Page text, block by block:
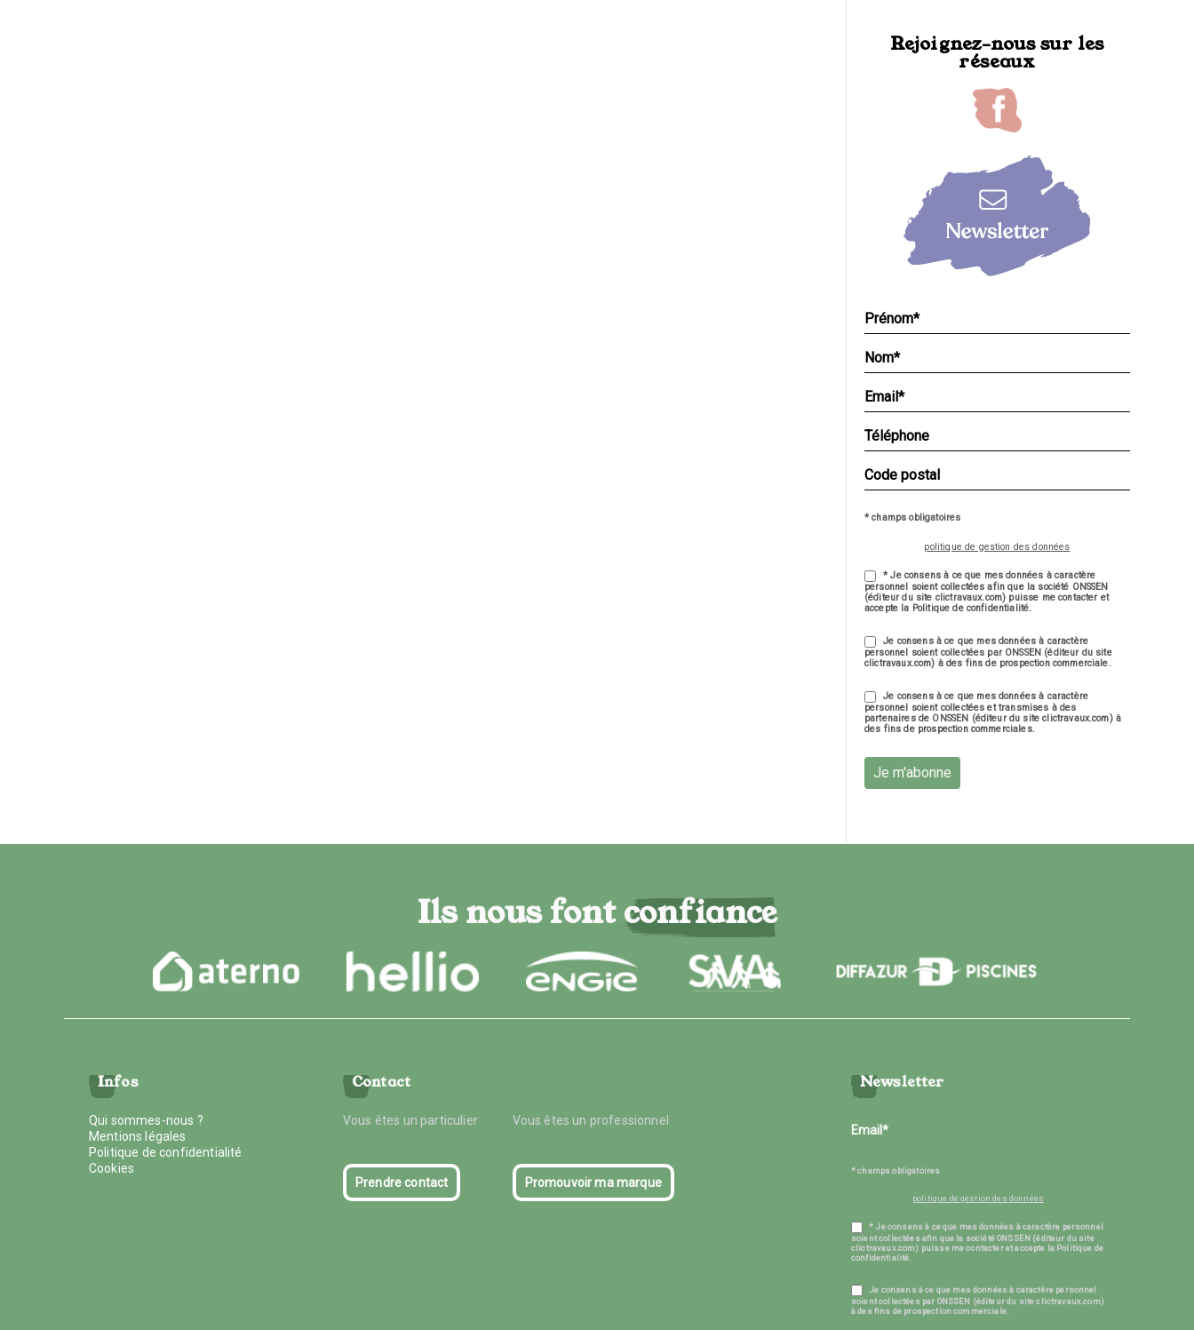
Rejoignez-nous sur les
réseaux
* champs obligatoires
politique de gestion des données
* Je consens à ce que mes données à caractère
personnel soient collectées afin que la société ONSSEN
(éditeur du site clictravaux.com) puisse me contacter et
accepte la Politique de confidentialité.
Je consens à ce que mes données à caractère
personnel soient collectées par ONSSEN (éditeur du site
clictravaux.com) à des fins de prospection commerciale.
Je consens à ce que mes données à caractère
personnel soient collectées et transmises à des
partenaires de ONSSEN (éditeur du site clictravaux.com) à
des fins de prospection commerciales.
Je m'abonne
Ils nous font confiance
Infos
Qui sommes-nous ?
Mentions légales
Politique de confidentialité
Cookies
Contact
Vous êtes un particulier Vous êtes un professionnel
Prendre contact Promouvoir ma marque
Newsletter
* champs obligatoires
politique de gestion des données
* Je consens à ce que mes données à caractère personnel
soient collectées afin que la société ONSSEN (éditeur du site
clictravaux.com) puisse me contacter et accepte la Politique de
confidentialité.
Je consens à ce que mes données à caractère personnel
soient collectées par ONSSEN (éditeur du site clictravaux.com)
à des fins de prospection commerciale.